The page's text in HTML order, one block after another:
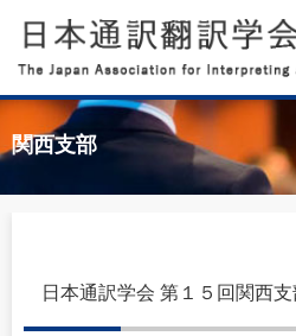
関西支部
日本通訳学会 第１５回関西